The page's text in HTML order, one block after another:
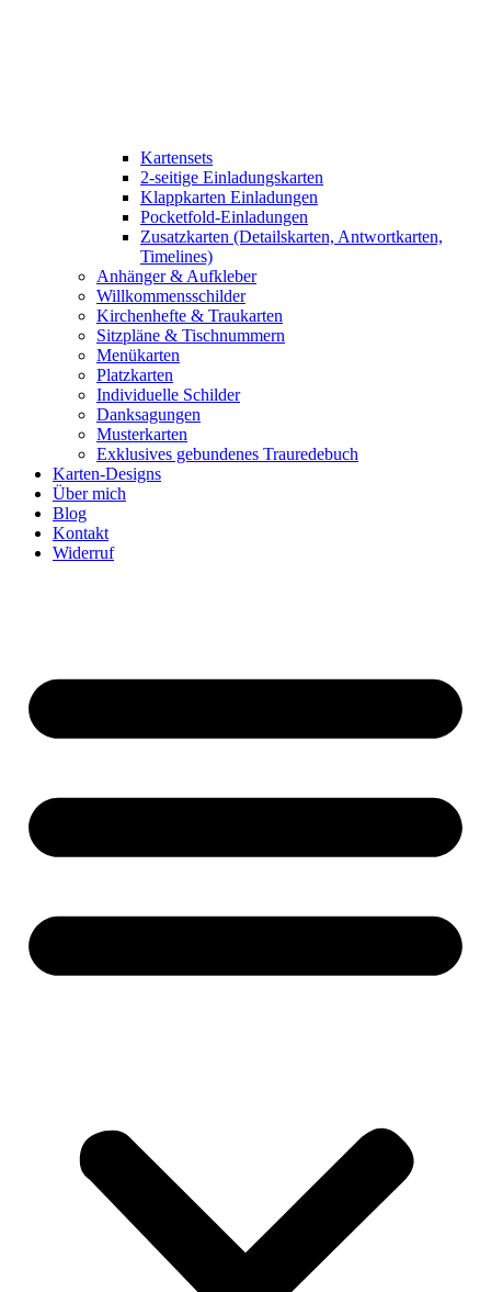
Kartensets
2-seitige Einladungskarten
Klappkarten Einladungen
Pocketfold-Einladungen
Zusatzkarten (Detailskarten, Antwortkarten,
Timelines)
Anhänger & Aufkleber
Willkommensschilder
Kirchenhefte & Traukarten
Sitzpläne & Tischnummern
Menükarten
Platzkarten
Individuelle Schilder
Danksagungen
Musterkarten
Exklusives gebundenes Trauredebuch
Karten-Designs
Über mich
Blog
Kontakt
Widerruf